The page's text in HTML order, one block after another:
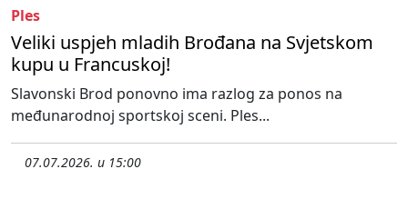
Ples
Veliki uspjeh mladih Brođana na Svjetskom
kupu u Francuskoj!
Slavonski Brod ponovno ima razlog za ponos na
međunarodnoj sportskoj sceni. Ples...
07.07.2026. u 15:00